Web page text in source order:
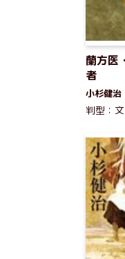
蘭方医
者
小杉健治
判型：